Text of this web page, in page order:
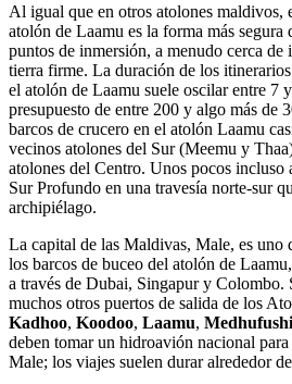
Al igual que en otros atolones maldivos,
atolón de Laamu es la forma más segura
puntos de inmersión, a menudo cerca de
tierra firme. La duración de los
el atolón de Laamu suele oscilar entre 7
presupuesto de entre 200 y algo más de
barcos de crucero en el atolón Laamu
vecinos atolones del Sur (Meemu y
atolones del Centro. Unos pocos incluso
Sur Profundo en una travesía norte-sur
archipiélago.
La capital de las Maldivas, Male, es uno
los barcos de buceo del atolón de
a través de Dubai, Singapur y Colombo.
muchos otros puertos de salida de los
Kadhoo, Koodoo, Laamu, Medhufushi
deben tomar un hidroavión nacional para
Male; los viajes suelen durar alrededor